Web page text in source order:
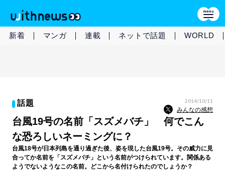
新着 マンガ 連載 ネットで話題 WORLD
話題 2014/10/11
みんなの感想
台風19号の名前「スズメバチ」 何でこん
な恐ろしいネーミングに？
台風18号が日本列島を通り過ぎた後、姿を現した台風19号。その威力に見
合ってか名前を「スズメバチ」という名前がつけられています。関係ある
ようでないようなこの名前。どこから名付けられたのでしょうか？